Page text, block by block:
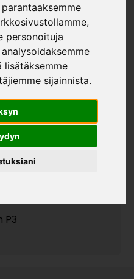
personoituja
lisätäksemme
sijainnista.
ja ovet»
870*570 kost.kest.
P3